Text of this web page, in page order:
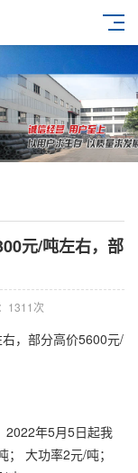
元/吨左右，部
1311次
，部分高价5600元/
2022年5月5日起我
大功率2元/吨；